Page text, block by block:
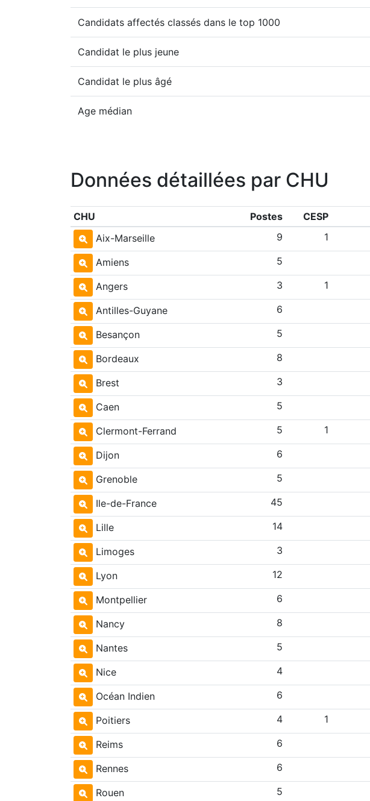
Candidats affectés classés dans le top 1000
Candidat le plus jeune
Candidat le plus âgé
Age médian
Données détaillées par CHU
CHU Postes CESP
Aix-Marseille
9 1
Amiens 5
Angers 3 1
Antilles-Guyane 6
Besançon 5
Bordeaux 8
Brest 3
Caen 5
Clermont-Ferrand 5 1
Dijon 6
Grenoble 5
Ile-de-France 45
Lille 14
Limoges 3
Lyon 12
Montpellier 6
Nancy 8
Nantes 5
Nice 4
Océan Indien 6
Poitiers 4 1
Reims 6
Rennes 6
Rouen 5